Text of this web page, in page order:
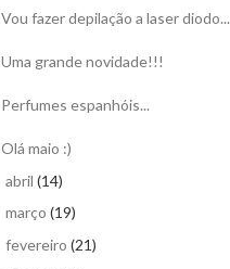
Vou fazer depilação a laser diodo...
Uma grande novidade!!!
Perfumes espanhóis...
Olá maio :)
abril (14)
março (19)
fevereiro (21)